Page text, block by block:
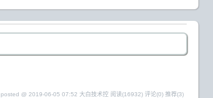
posted @ 2019-06-05 07:52 大白技术控 阅读(16932) 评论(0) 推荐(3)